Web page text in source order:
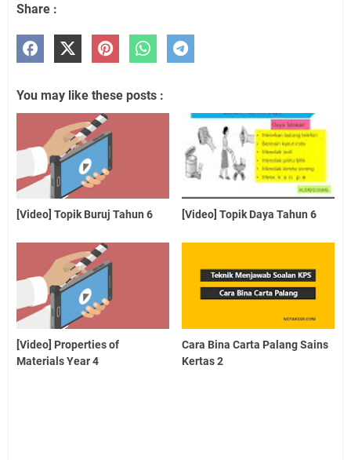
Share :
You may like these posts :
[Video] Topik Buruj Tahun 6 [Video] Topik Daya Tahun 6
[Video] Properties of
Materials Year 4
Cara Bina Carta Palang Sains
Kertas 2